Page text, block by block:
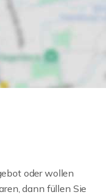
oder wollen
dann füllen Sie